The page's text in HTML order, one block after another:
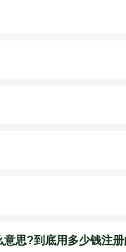
意思?到底用多少钱注册